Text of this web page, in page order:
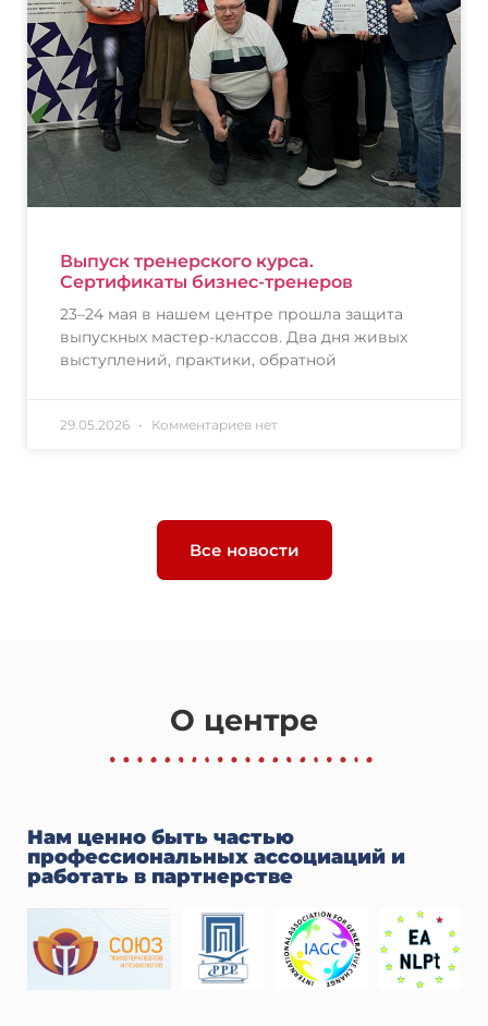
Выпуск тренерского курса.
Сертификаты бизнес-тренеров
23–24 мая в нашем центре прошла защита
выпускных мастер-классов. Два дня живых
выступлений, практики, обратной
29.05.2026 Комментариев нет
Все новости
О центре
Нам ценно быть частью
профессиональных ассоциаций и
работать в партнерстве